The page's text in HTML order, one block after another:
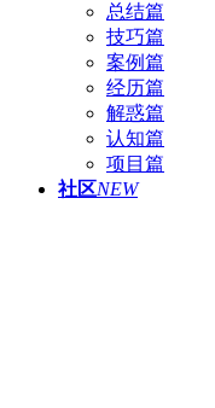
总结篇
技巧篇
案例篇
经历篇
解惑篇
认知篇
项目篇
社区NEW